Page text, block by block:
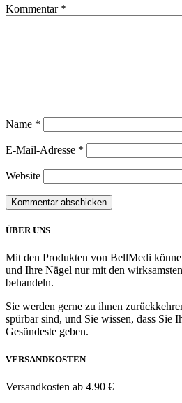
Kommentar *
Name *
E-Mail-Adresse *
Website
ÜBER UNS
Mit den Produkten von BellMedi
und Ihre Nägel nur mit den
behandeln.
Sie werden gerne zu ihnen
spürbar sind, und Sie wissen, dass Sie
Gesündeste geben.
VERSANDKOSTEN
Versandkosten ab 4.90 €